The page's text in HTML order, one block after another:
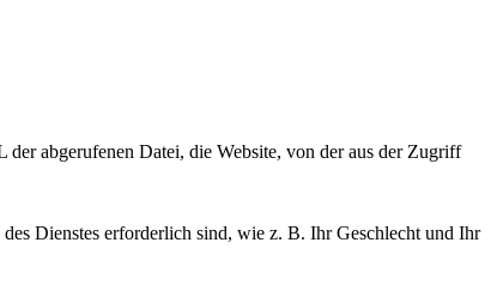
abgerufenen Datei, die Website, von der aus der Zugriff
Dienstes erforderlich sind, wie z. B. Ihr Geschlecht und Ihr